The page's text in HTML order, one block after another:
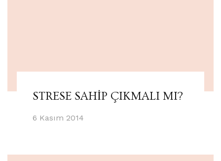
STRESE SAHİP ÇIKMALI MI?
6 Kasım 2014